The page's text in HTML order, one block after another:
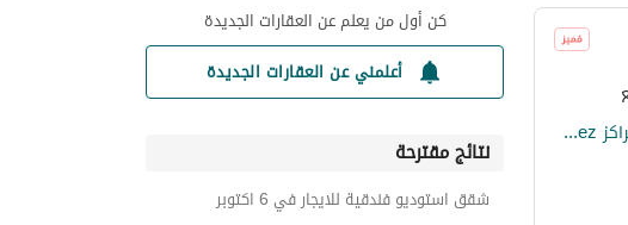
شقة Apartment فندقية غرفتين داخل كمبوند أيون مراكز AEON Marakez - الشيخ زايد | تشطيبات فندقية وخدمات متكاملة
كن أول من يعلم عن العقارات الجديدة
أعلمني عن العقارات الجديدة
نتائج مقترحة
شقق استوديو فندقية للايجار في 6 اكتوبر